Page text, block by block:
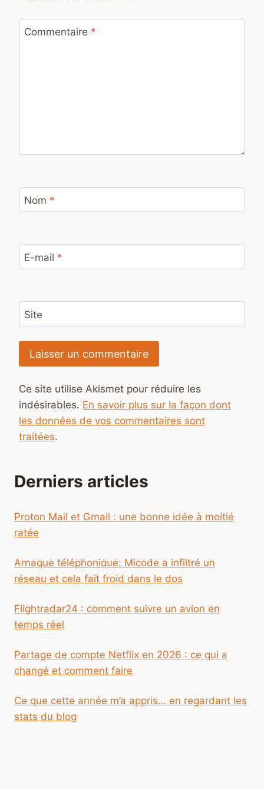
Commentaire *
Nom *
E-mail *
Site
Ce site utilise Akismet pour réduire les
indésirables. En savoir plus sur la façon dont
les données de vos commentaires sont
traitées.
Derniers articles
Proton Mail et Gmail : une bonne idée à moitié
ratée
Arnaque téléphonique: Micode a infiltré un
réseau et cela fait froid dans le dos
Flightradar24 : comment suivre un avion en
temps réel
Partage de compte Netflix en 2026 : ce qui a
changé et comment faire
Ce que cette année m’a appris… en regardant les
stats du blog